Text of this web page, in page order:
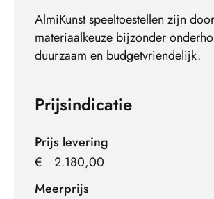
AlmiKunst speeltoestellen zijn
materiaalkeuze bijzonder
duurzaam en budgetvriendelijk.
Prijsindicatie
Prijs levering
€
2.180,00
Meerprijs